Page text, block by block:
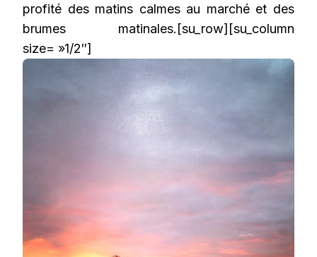
profité des matins calmes au marché et des
brumes matinales.[su_row][su_column
size= »1/2″]